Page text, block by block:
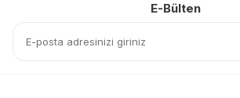
E-Bülten